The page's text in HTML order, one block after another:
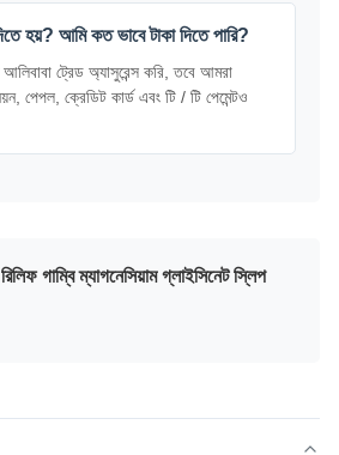
হয়? আমি কত ভাবে টাকা দিতে পারি?
ট্রেড অ্যাসুরেন্স করি, তবে আমরা
পেপল, ক্রেডিট কার্ড এবং টি / টি পেমেন্টও
গাম্বি ম্যাগনেসিয়াম গ্লাইসিনেট স্লিপ